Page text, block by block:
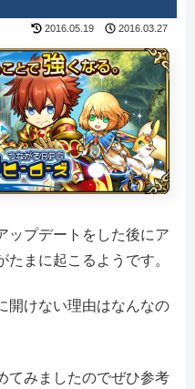
2016.05.19 2016.03.27
ップデートをした後にア
まに起こるようです。
開けない理由はなんなの
てみましたのでぜひ参考